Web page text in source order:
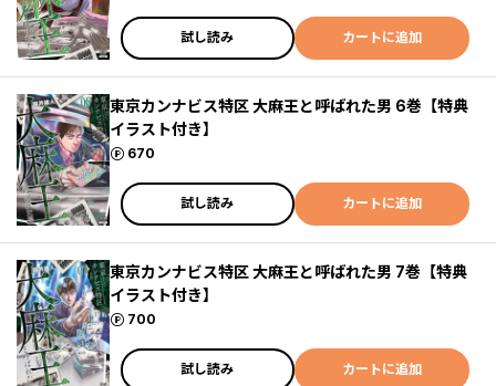
試し読み カートに追加
東京カンナビス特区 大麻王と呼ばれた男 6巻【特典
イラスト付き】
670
ポイント
試し読み カートに追加
東京カンナビス特区 大麻王と呼ばれた男 7巻【特典
イラスト付き】
700
ポイント
試し読み カートに追加